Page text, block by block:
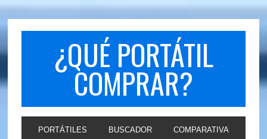
Skip
navigation
Skip
content
¿QUÉ PORTÁTIL
COMPRAR?
PORTÁTILES BUSCADOR COMPARATIVA